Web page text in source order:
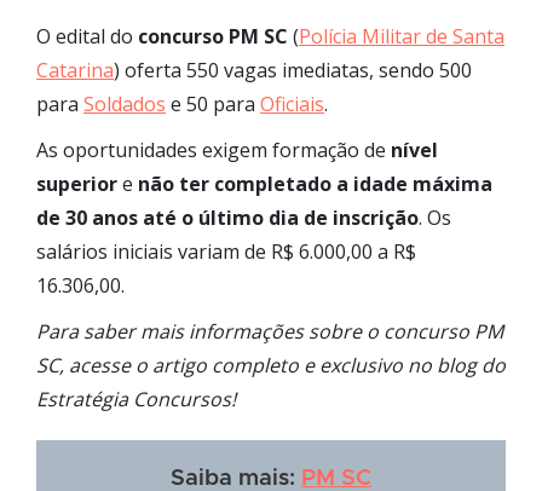
O edital do concurso PM SC (Polícia Militar de Santa
Catarina) oferta 550 vagas imediatas, sendo 500
para Soldados e 50 para Oficiais.
As oportunidades exigem formação de nível
superiore não ter completado a idade máxima
de 30 anos até o último dia de inscrição. Os
salários iniciais variam de R$ 6.000,00 a R$
16.306,00.
Para saber mais informações sobre o concurso PM
SC, acesse o artigo completo e exclusivo no blog do
Estratégia Concursos!
Saiba mais: PM SC